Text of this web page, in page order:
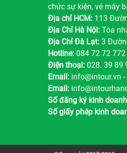
chức sự kiện, vé máy
Địa chỉ HCM: 113
Địa Chỉ Hà Nội: Tòa
Địa Chỉ Đà Lạt: 3
Hotline: 084 72 72 772
Điện thoại: 028. 39 89
Email: info@intour.vn -
Email:
Số đăng ký kinh
Số giấy phép kinh